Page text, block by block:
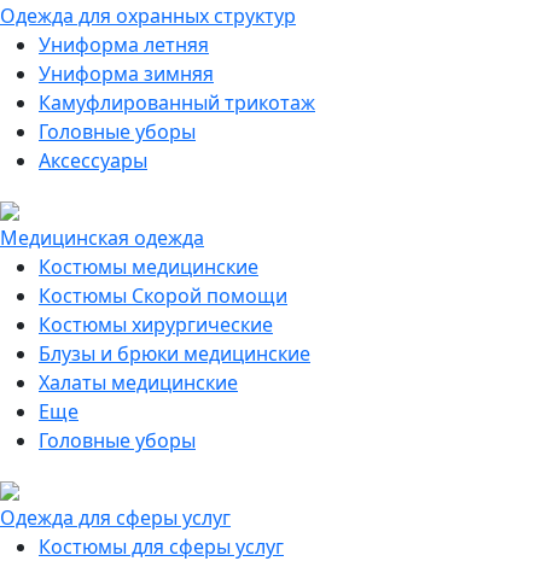
Одежда для охранных структур
Униформа летняя
Униформа зимняя
Камуфлированный трикотаж
Головные уборы
Аксессуары
Медицинская одежда
Костюмы медицинские
Костюмы Скорой помощи
Костюмы хирургические
Блузы и брюки медицинские
Халаты медицинские
Еще
Головные уборы
Одежда для сферы услуг
Костюмы для сферы услуг